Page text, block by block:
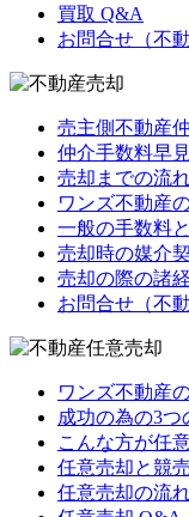
買取 Q&A
お問合せ（不
売主側不動産
仲介手数料早
売却までの流
ワンズ不動産
一般の手数料
売却時の媒介
売却の際の諸
お問合せ（不
ワンズ不動産
成功の為の3つ
こんな方が任
任意売却と競
任意売却の流